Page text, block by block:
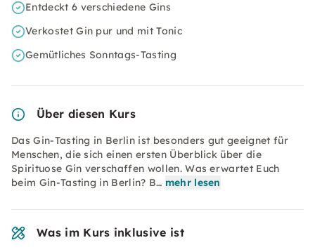
Entdeckt 6 verschiedene Gins
Verkostet Gin pur und mit Tonic
Gemütliches Sonntags-Tasting
Über diesen Kurs
Das Gin-Tasting in Berlin ist besonders gut geeignet für
Menschen, die sich einen ersten Überblick über die
Spirituose Gin verschaffen wollen. Was erwartet Euch
beim Gin-Tasting in Berlin? B… mehr lesen
Was im Kurs inklusive ist